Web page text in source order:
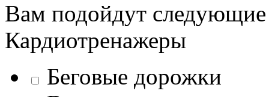
Вам подойдут
Кардиотренажеры
Беговые дорожки